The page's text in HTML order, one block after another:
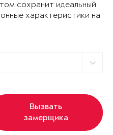
сохранит идеальный
характеристики на
Вызвать
замерщика